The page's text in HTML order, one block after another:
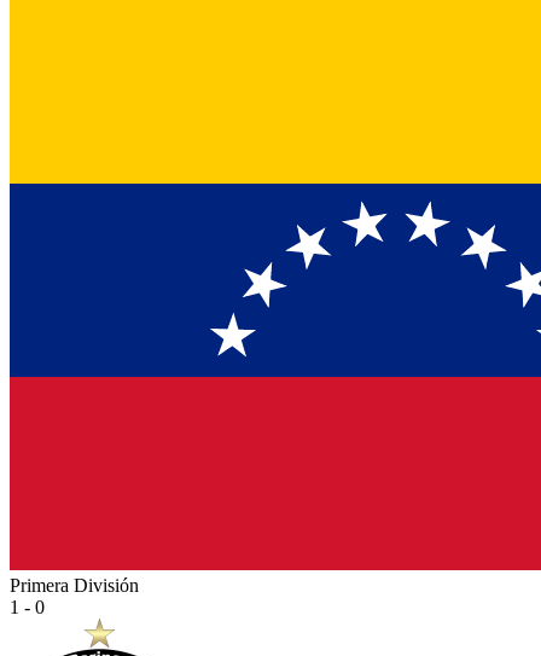
Primera División
1 - 0